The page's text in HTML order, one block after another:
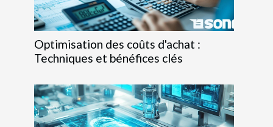
Optimisation des coûts d'achat :
Techniques et bénéfices clés